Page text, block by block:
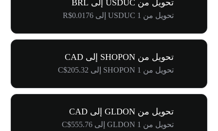
تحويل من USDUC إلى BRL
تحويل من 1 USDUC إلى R$0.0176
تحويل من SHOPON إلى CAD
تحويل من 1 SHOPON إلى C$205.32
تحويل من GLDON إلى CAD
تحويل من 1 GLDON إلى C$555.76